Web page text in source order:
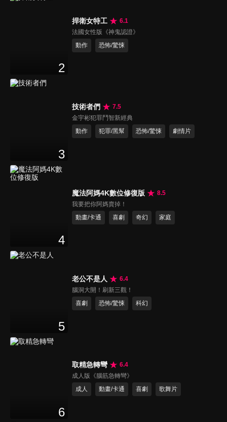
2
捍衛女特工
6.1
法國女性版《神鬼認證》
動作
恐怖/驚悚
3
技術者們
7.5
金宇彬犯罪鬥智新經典
動作
犯罪/黑幫 恐怖/驚悚 劇情片
4
魔法阿媽4K數位修復版
8.5
我要把你阿媽賣掉！
動畫/卡通
喜劇 奇幻 家庭
5
老公不是人
6.4
腦洞大開！刷新三觀！
喜劇
恐怖/驚悚 科幻
6
取精急轉彎
6.4
成人版《腦筋急轉彎》
成人
動畫/卡通 喜劇 歌舞片